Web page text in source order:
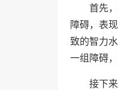
首先
障碍，表
致的智力
一组障碍
接下